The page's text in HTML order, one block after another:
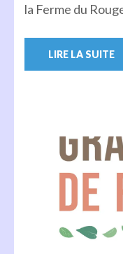
la Ferme du
LIRE LA SUITE